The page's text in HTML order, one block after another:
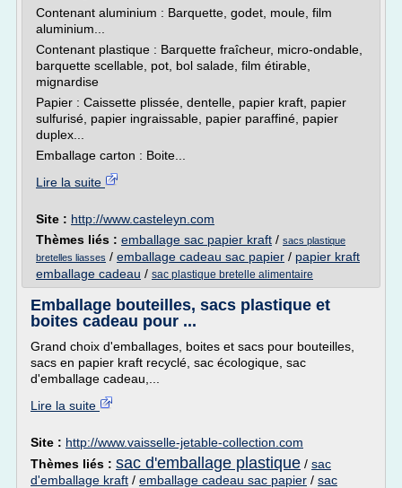
Contenant aluminium : Barquette, godet, moule, film
aluminium...
Contenant plastique : Barquette fraîcheur, micro-ondable,
barquette scellable, pot, bol salade, film étirable,
mignardise
Papier : Caissette plissée, dentelle, papier kraft, papier
sulfurisé, papier ingraissable, papier paraffiné, papier
duplex...
Emballage carton : Boite...
Lire la suite
Site : http://www.casteleyn.com
Thèmes liés : emballage sac papier kraft / sacs plastique
bretelles liasses / emballage cadeau sac papier / papier kraft
emballage cadeau / sac plastique bretelle alimentaire
Emballage bouteilles, sacs plastique et
boites cadeau pour ...
Grand choix d'emballages, boites et sacs pour bouteilles,
sacs en papier kraft recyclé, sac écologique, sac
d'emballage cadeau,...
Lire la suite
Site : http://www.vaisselle-jetable-collection.com
Thèmes liés : sac d'emballage plastique / sac
d'emballage kraft / emballage cadeau sac papier / sac